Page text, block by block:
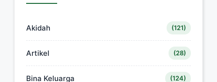
Akidah (121)
Artikel (28)
Bina Keluarga (124)